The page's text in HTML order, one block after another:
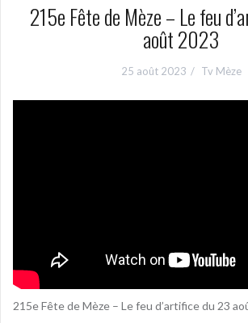
215e Fête de Mèze – Le feu
août 2023
25 août 2023 Tv Mèze
215e Fête de Mèze – Le feu d’artifice du 23